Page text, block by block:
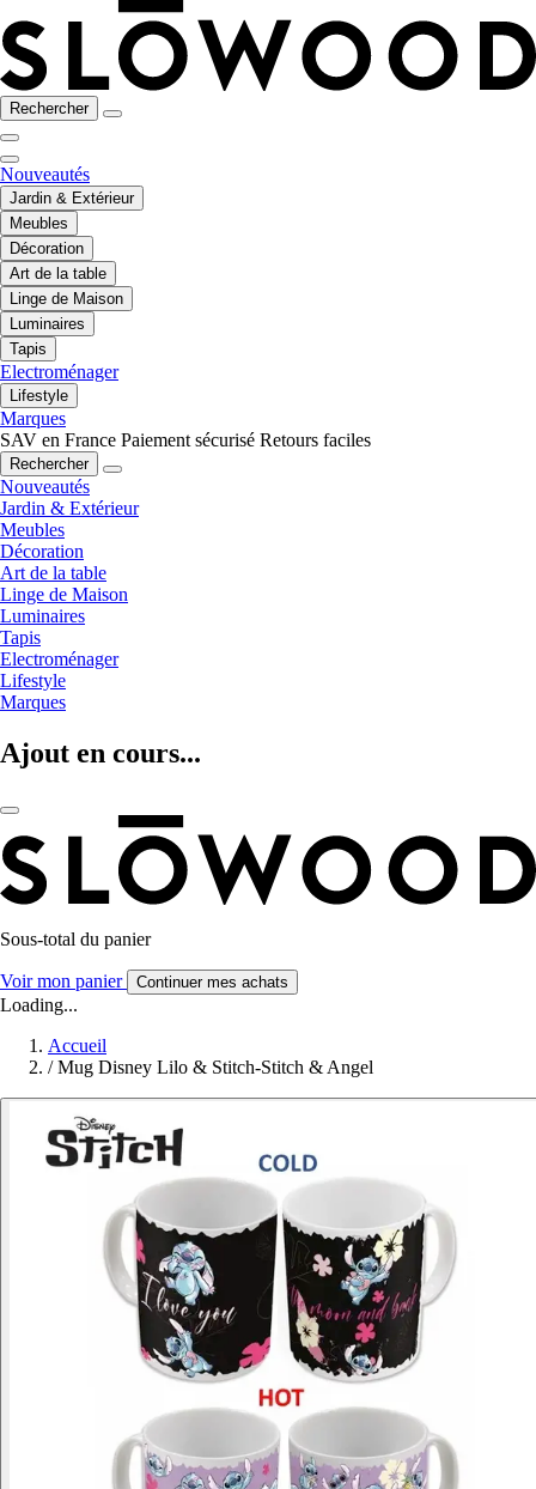
Rechercher
Nouveautés
Jardin & Extérieur
Meubles
Décoration
Art de la table
Linge de Maison
Luminaires
Tapis
Electroménager
Lifestyle
Marques
SAV en France Paiement sécurisé Retours faciles
Rechercher
Nouveautés
Jardin & Extérieur
Meubles
Décoration
Art de la table
Linge de Maison
Luminaires
Tapis
Electroménager
Lifestyle
Marques
Ajout en cours...
Sous-total du panier
Voir mon panier Continuer mes achats
Loading...
Accueil
/ Mug Disney Lilo & Stitch-Stitch & Angel